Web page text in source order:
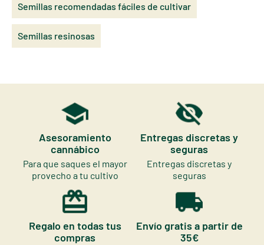
Semillas recomendadas fáciles de cultivar
Semillas resinosas
Asesoramiento
cannábico
Para que saques el mayor
provecho a tu cultivo
Entregas discretas y
seguras
Entregas discretas y
seguras
Regalo en todas tus
compras
Envío gratis a partir de
35€